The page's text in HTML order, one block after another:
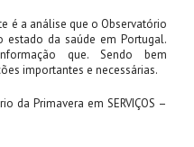
é a análise que o Observatório
estado da saúde em Portugal.
que. Sendo bem
importantes e necessárias.
da Primavera em SERVIÇOS –